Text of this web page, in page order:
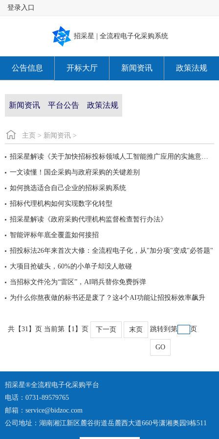
登录入口
招采星 | 全流程电子化采购系统
公告信息 开标大厅 新闻资讯 政策法规
新闻资讯
平台公告 政策法规
主页 > 新闻资讯 >
招采星解读《关于加快招标投标领域人工智能推广应用的实施意见》
一文读懂！国企采购与政府采购的关键差别
如何挑选适合自己企业的招标采购系统
招标代理机构如何实现数字化转型
招采星解读《政府采购代理机构监督检查暂行办法》
智能评标年底全覆盖如何接招
招投标法26年来首次大修：全流程电子化，从"加分项"变成"必答题"
大项目抢破头，60%的小单子却没人敢碰
当招标文件沦为“雷区”，AI哨兵替你免费拆弹
为什么你熬夜做的标书还是废了？这4个AI功能让招投标效率飙升
共【31】页 当前第【1】页 下一页 末页 跳转到第 页
GO
招采星®全流程电子化采购平台
电话：0731-89579765
邮箱：service@bidzoc.com
公司地址：湖南湘江新区麓谷街道岳麓西大道660号潇湘奥园9栋511